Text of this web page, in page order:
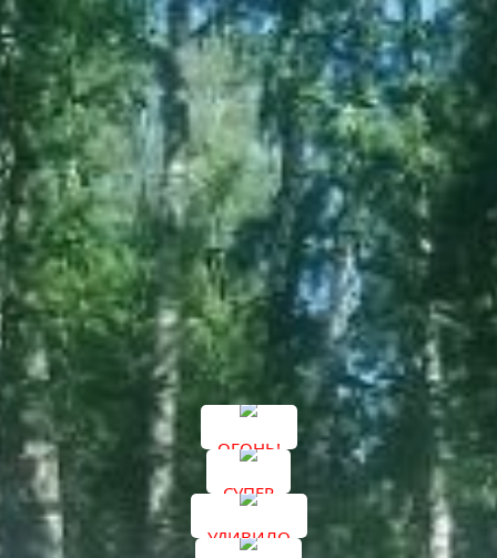
Подписывайтесь на наши каналы в соцсетях
«ВКонтакте» и«Одноклассники»
ОГОНЬ!
СУПЕР
УДИВИЛО